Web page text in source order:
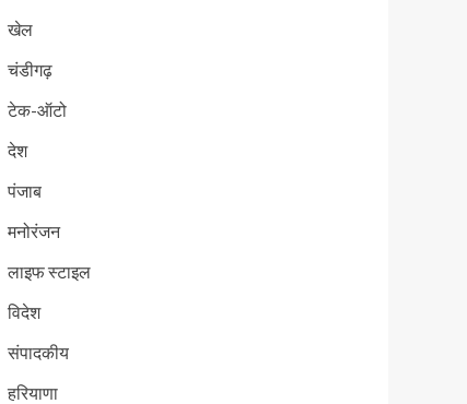
खेल
चंडीगढ़
टेक-ऑटो
देश
पंजाब
मनोरंजन
लाइफ स्टाइल
विदेश
संपादकीय
हरियाणा